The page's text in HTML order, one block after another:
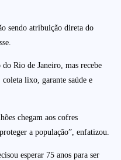
sendo atribuição direta do
Rio de Janeiro, mas recebe
lixo, garante saúde e
chegam aos cofres
a população”, enfatizou.
esperar 75 anos para ser